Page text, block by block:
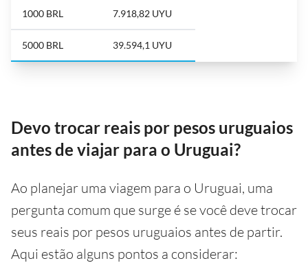
1000 BRL 7.918,82 UYU
5000 BRL 39.594,1 UYU
Devo trocar reais por pesos uruguaios
antes de viajar para o Uruguai?
Ao planejar uma viagem para o Uruguai, uma
pergunta comum que surge é se você deve trocar
seus reais por pesos uruguaios antes de partir.
Aqui estão alguns pontos a considerar: